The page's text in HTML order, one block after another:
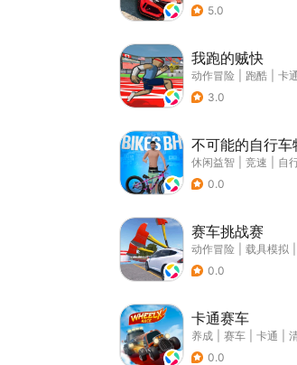
5.0
我跑的贼快
动作冒险 跑酷
卡
3.0
不可能的自行车
休闲益智 竞速 自
0.0
赛车挑战赛
动作冒险 载具模拟
0.0
卡通赛车
养成 赛车 卡通
0.0